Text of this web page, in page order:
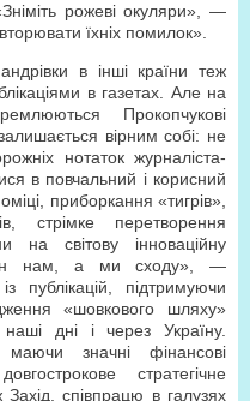
рожеві окуляри», —
їхніх помилок».
в інші країни теж
в газетах. Але на
Прокопчукові
вірним собі: не
нотаток журналіста-
в повчальний і корисний
приборкання «тигрів»,
стрімке перетворення
на світову інноваційну
нам, а ми сходу», —
публікацій, підтримуючи
«шовкового шляху»
дні і через Україну.
значні фінансові
стратегічне
Захід, співпрацю в галузях